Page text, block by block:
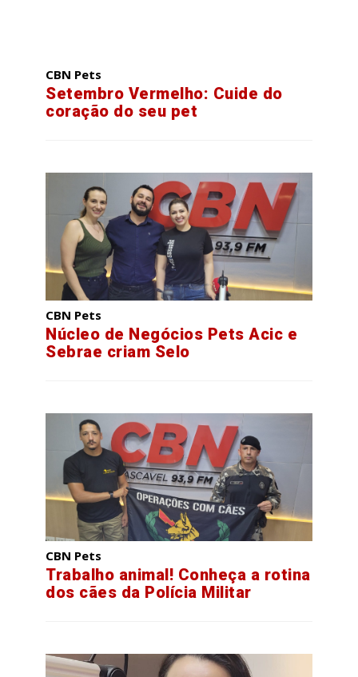
CBN Pets
Setembro Vermelho: Cuide do
coração do seu pet
CBN Pets
Núcleo de Negócios Pets Acic e
Sebrae criam Selo
CBN Pets
Trabalho animal! Conheça a rotina
dos cães da Polícia Militar